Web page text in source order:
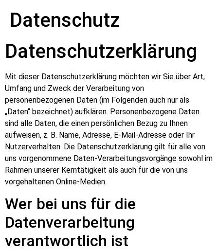
Datenschutz
Datenschutzerklärung
Mit dieser Datenschutzerklärung möchten wir Sie über Art,
Umfang und Zweck der Verarbeitung von
personenbezogenen Daten (im Folgenden auch nur als
„Daten“ bezeichnet) aufklären. Personenbezogene Daten
sind alle Daten, die einen persönlichen Bezug zu Ihnen
aufweisen, z. B. Name, Adresse, E-Mail-Adresse oder Ihr
Nutzerverhalten. Die Datenschutzerklärung gilt für alle von
uns vorgenommene Daten-Verarbeitungsvorgänge sowohl im
Rahmen unserer Kerntätigkeit als auch für die von uns
vorgehaltenen Online-Medien.
Wer bei uns für die
Datenverarbeitung
verantwortlich ist